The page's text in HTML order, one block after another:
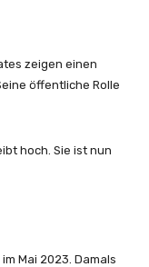
zeigen einen
öffentliche Rolle
hoch. Sie ist nun
Mai 2023. Damals